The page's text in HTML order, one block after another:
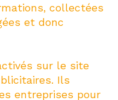
collectées
et donc
sur le site
Ils
entreprises pour